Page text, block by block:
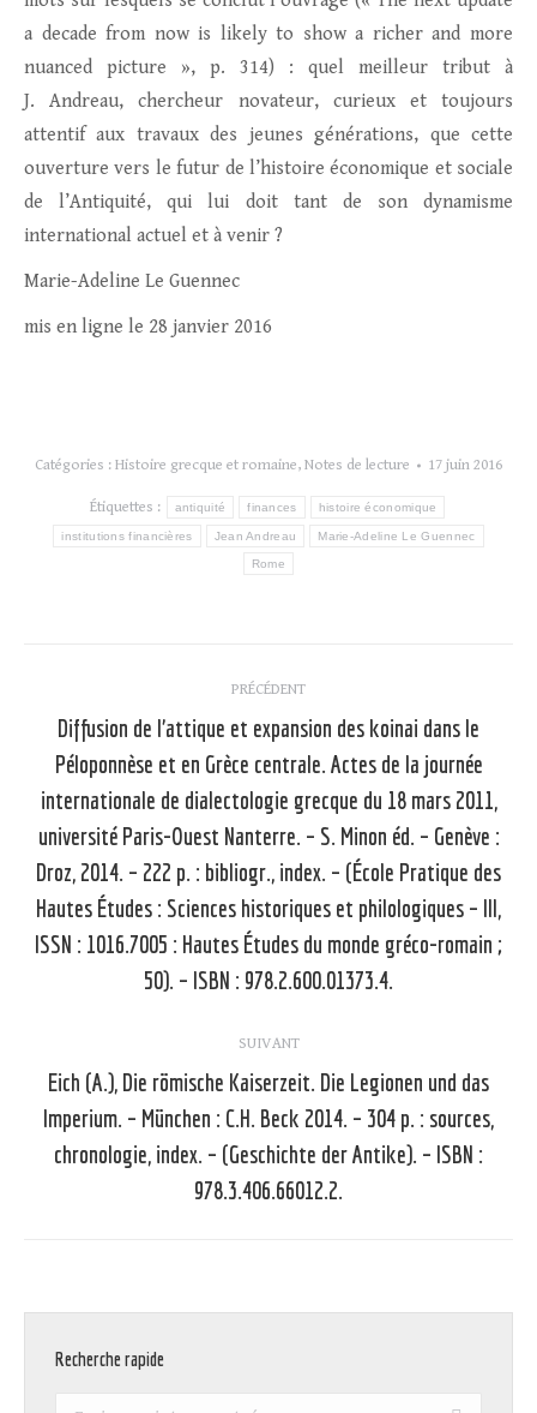
a decade from now is likely to show a richer and more
nuanced picture », p. 314) : quel meilleur tribut à
J. Andreau, chercheur novateur, curieux et toujours
attentif aux travaux des jeunes générations, que cette
ouverture vers le futur de l’histoire économique et sociale
de l’Antiquité, qui lui doit tant de son dynamisme
international actuel et à venir ?
Marie-Adeline Le Guennec
mis en ligne le 28 janvier 2016
Catégories : Histoire grecque et romaine, Notes de lecture 17 juin 2016
Étiquettes : antiquité finances histoire économique
institutions financières Jean Andreau Marie-Adeline Le Guennec
Rome
article
PRÉCÉDENT
Article
précédent
:
Diffusion de l’attique et expansion des koinai dans le
Péloponnèse et en Grèce centrale. Actes de la journée
internationale de dialectologie grecque du 18 mars 2011,
université Paris-Ouest Nanterre. – S. Minon éd. – Genève :
Droz, 2014. – 222 p. : bibliogr., index. – (École Pratique des
Hautes Études : Sciences historiques et philologiques – III,
ISSN : 1016.7005 : Hautes Études du monde gréco-romain ;
50). – ISBN : 978.2.600.01373.4.
SUIVANT
Article
suivant
:
Eich (A.), Die römische Kaiserzeit. Die Legionen und das
Imperium. – München : C.H. Beck 2014. – 304 p. : sources,
chronologie, index. – (Geschichte der Antike). – ISBN :
978.3.406.66012.2.
Recherche rapide